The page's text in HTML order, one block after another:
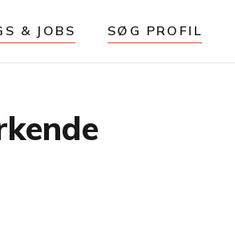
& JOBS SØG PROFIL